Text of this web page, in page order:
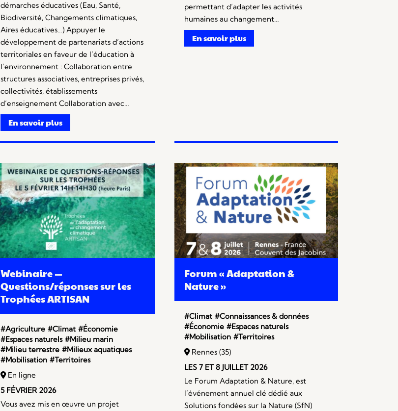
démarches éducatives (Eau, Santé,
Biodiversité, Changements climatiques,
Aires éducatives…) Appuyer le
développement de partenariats d’actions
territoriales en faveur de l’éducation à
l’environnement : Collaboration entre
structures associatives, entreprises privés,
collectivités, établissements
d’enseignement Collaboration avec…
En savoir plus
permettant d’adapter les activités
humaines au changement…
En savoir plus
Webinaire —
Questions/réponses sur les
Trophées ARTISAN
#Agriculture #Climat #Économie
#Espaces naturels #Milieu marin
#Milieu terrestre #Milieux aquatiques
#Mobilisation #Territoires
En ligne
5 FÉVRIER 2026
Vous avez mis en œuvre un projet
Forum « Adaptation &
Nature »
#Climat #Connaissances & données
#Économie #Espaces naturels
#Mobilisation #Territoires
Rennes (35)
LES 7 ET 8 JUILLET 2026
Le Forum Adaptation & Nature, est
l’événement annuel clé dédié aux
Solutions fondées sur la Nature (SfN)